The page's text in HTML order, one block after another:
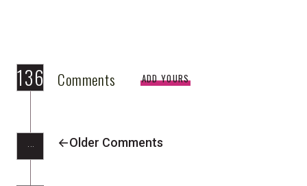
136 Comments ADD YOURS
Older Comments